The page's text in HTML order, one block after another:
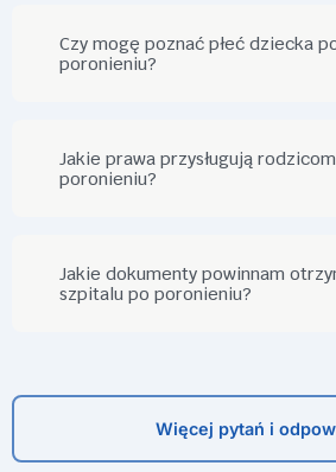
Czy mogę poznać płeć dziecka
poronieniu?
Jakie prawa przysługują
poronieniu?
Jakie dokumenty powinnam
szpitalu po poronieniu?
Więcej pytań i